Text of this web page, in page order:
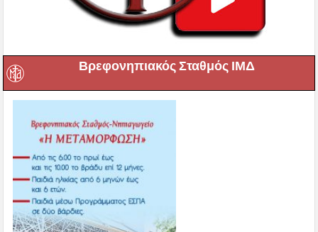
Βρεφονηπιακός Σταθμός ΙΜΔ